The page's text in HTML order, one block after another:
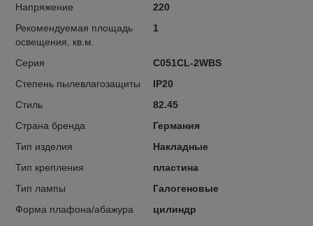
Напряжение
220
Рекомендуемая площадь
освещения, кв.м.
1
Серия
C051CL-2WBS
Степень пылевлагозащиты
IP20
Стиль
82.45
Страна бренда
Германия
Тип изделия
Накладные
Тип крепления
пластина
Тип лампы
Галогеновые
Форма плафона/абажура
цилиндр